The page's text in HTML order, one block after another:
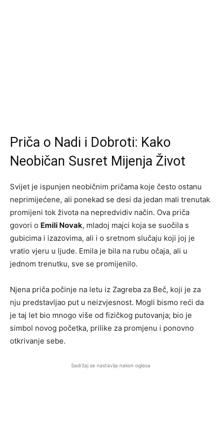
Priča o Nadi i Dobroti: Kako
Neobičan Susret Mijenja Život
Svijet je ispunjen neobičnim pričama koje često ostanu
neprimijećene, ali ponekad se desi da jedan mali trenutak
promijeni tok života na nepredvidiv način. Ova priča
govori o Emili Novak, mladoj majci koja se suočila s
gubicima i izazovima, ali i o sretnom slučaju koji joj je
vratio vjeru u ljude. Emila je bila na rubu očaja, ali u
jednom trenutku, sve se promijenilo.
Njena priča počinje na letu iz Zagreba za Beč, koji je za
nju predstavljao put u neizvjesnost. Mogli bismo reći da
je taj let bio mnogo više od fizičkog putovanja; bio je
simbol novog početka, prilike za promjenu i ponovno
otkrivanje sebe.
Sadržaj se nastavlja nakon oglasa